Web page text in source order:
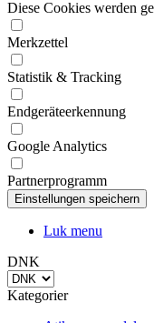
Statistik & Tracking
Endgeräteerkennung
Google Analytics
Partnerprogramm
Luk menu
Atika reservedele